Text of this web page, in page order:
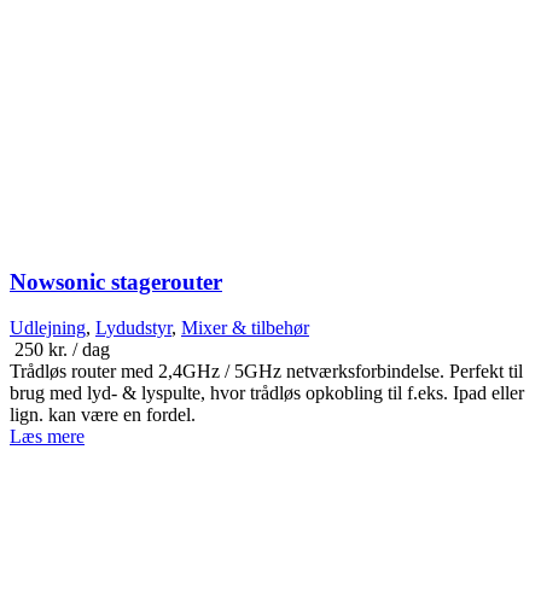
Nowsonic stagerouter
Udlejning, Lydudstyr, Mixer & tilbehør
250 kr. / dag
Trådløs router med 2,4GHz / 5GHz netværksforbindelse. Perfekt til
brug med lyd- & lyspulte, hvor trådløs opkobling til f.eks. Ipad eller
lign. kan være en fordel.
Læs mere